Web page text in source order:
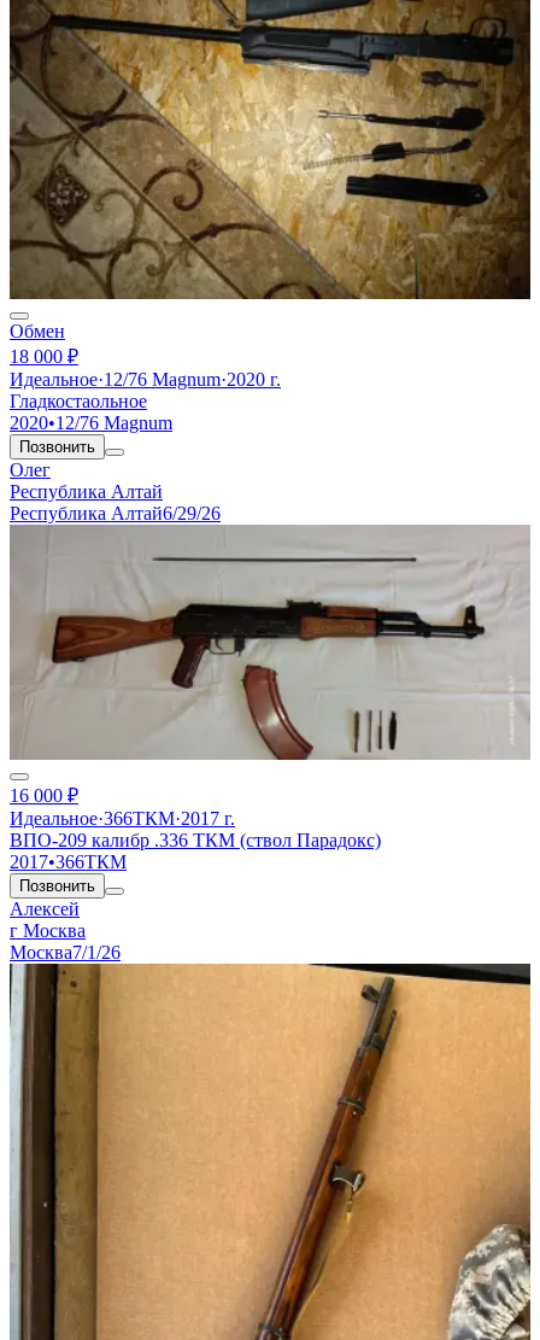
Обмен
18 000 ₽
Идеальное·12/76 Magnum·2020 г.
Гладкостаольное
2020•12/76 Magnum
Позвонить
Олег
Республика Алтай
Республика Алтай6/29/26
16 000 ₽
Идеальное·366ТКМ·2017 г.
ВПО-209 калибр .336 ТКМ (ствол Парадокс)
2017•366ТКМ
Позвонить
Алексей
г Москва
Москва7/1/26